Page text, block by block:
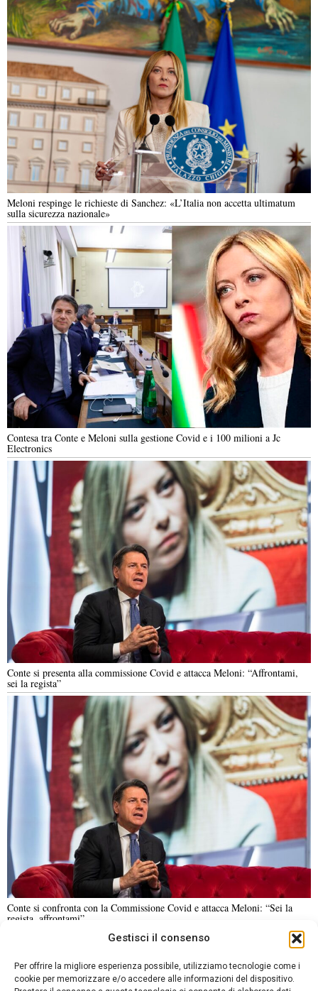
Gestisci il consenso
Per offrire la migliore esperienza possibile, utilizziamo tecnologie come i
cookie per memorizzare e/o accedere alle informazioni del dispositivo.
Meloni respinge le richieste di Sanchez: «L’Italia non accetta ultimatum
sulla sicurezza nazionale»
Contesa tra Conte e Meloni sulla gestione Covid e i 100 milioni a Jc
Electronics
Conte si presenta alla commissione Covid e attacca Meloni: “Affrontami,
sei la regista”
Conte si confronta con la Commissione Covid e attacca Meloni: “Sei la
regista, affrontami”
ANALISI E OPINIONI
SPORT CULTURA VIAGGI